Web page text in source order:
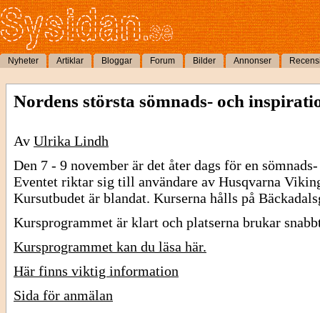
Nyheter Artiklar Bloggar Forum Bilder Annonser
Nordens största sömnads- och
Av Ulrika Lindh
Den 7 - 9 november är det åter dags för en
Eventet riktar sig till användare av Husqvarna
Kursutbudet är blandat. Kurserna hålls på
Kursprogrammet är klart och platserna brukar
Kursprogrammet kan du läsa här.
Här finns viktig information
Sida för anmälan